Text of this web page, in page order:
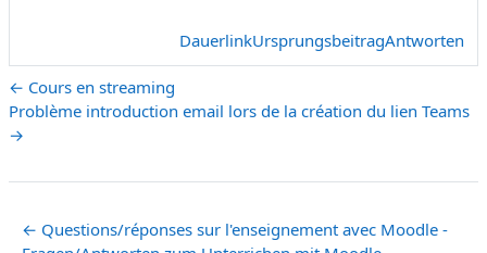
DauerlinkUrsprungsbeitragAntworten
← Cours en streaming
Problème introduction email lors de la création du lien Teams
→
← Questions/réponses sur l'enseignement avec Moodle -